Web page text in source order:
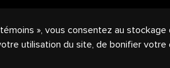
marques de commerce du
de
», vous consentez au
utilisation du site, de bonifier